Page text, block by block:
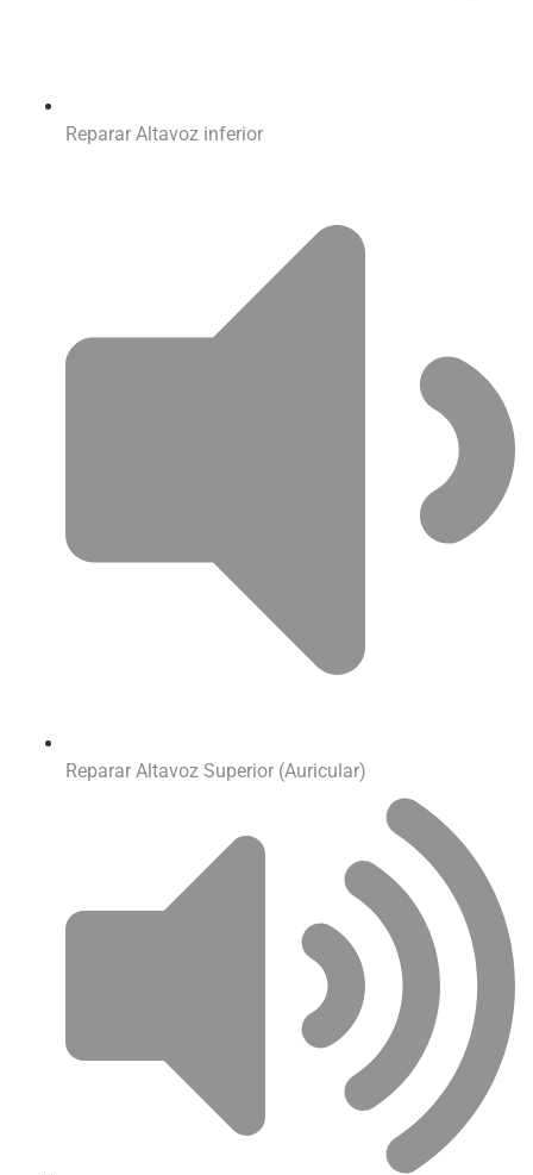
Reparar Altavoz inferior
Reparar Altavoz Superior (Auricular)